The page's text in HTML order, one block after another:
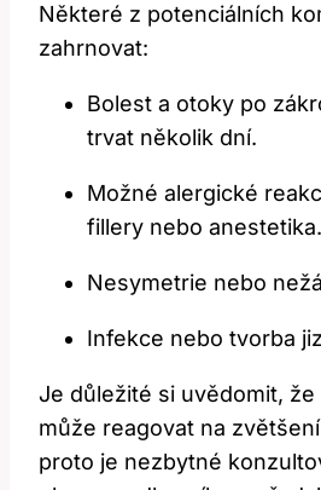
Některé z potenciálních
zahrnovat:
Bolest a otoky po
trvat několik dní.
Možné alergické
fillery nebo anestetika.
Nesymetrie nebo
Infekce nebo tvorba
Je důležité si uvědomit,
může reagovat na
proto je nezbytné